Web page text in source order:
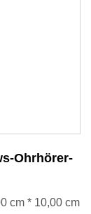
Ohrhörer-
cm * 10,00 cm